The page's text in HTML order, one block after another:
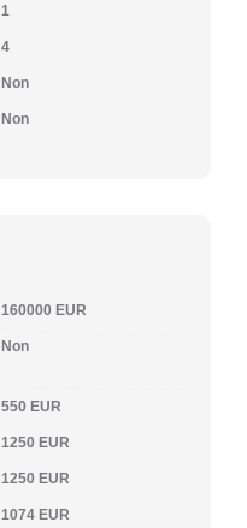
1
4
Non
Non
160000 EUR
Non
550 EUR
1250 EUR
1250 EUR
1074 EUR